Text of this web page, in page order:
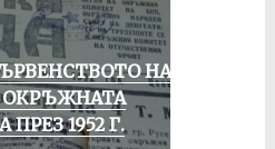
НА
ОКРЪЖНАТА
ПРЕЗ 1952 Г.